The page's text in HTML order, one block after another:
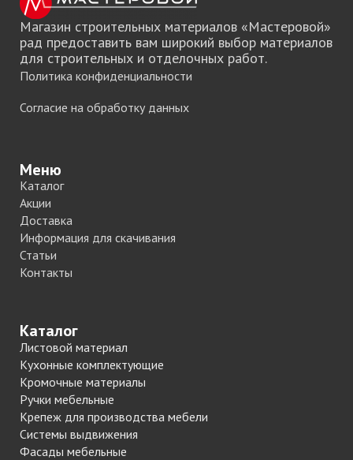
Магазин строительных материалов «Мастеровой»
рад предоставить вам широкий выбор материалов
для строительных и отделочных работ.
Политика конфиденциальности
Согласие на обработку данных
Меню
Каталог
Акции
Доставка
Информация для скачивания
Статьи
Контакты
Каталог
Листовой материал
Кухонные комплектующие
Кромочные материалы
Ручки мебельные
Крепеж для производства мебели
Системы выдвижения
Фасады мебельные